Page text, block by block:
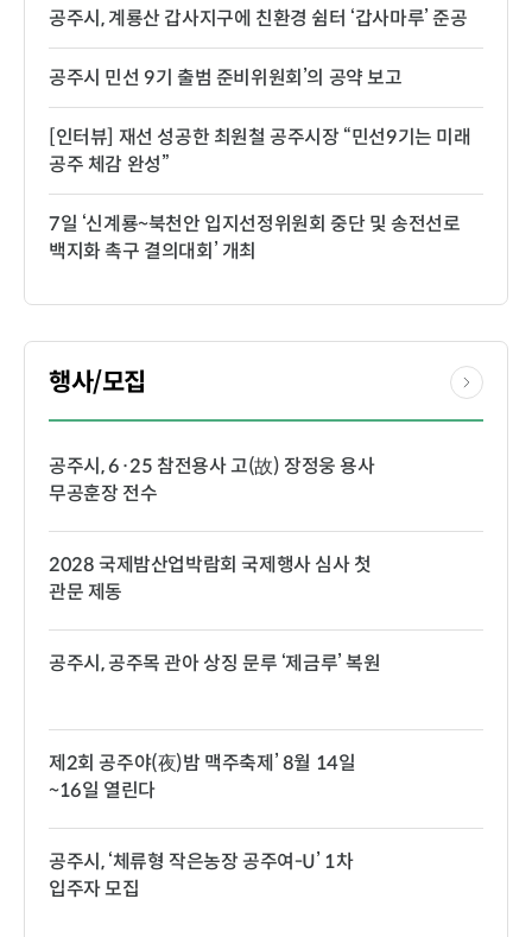
공주시, 계룡산 갑사지구에 친환경 쉼터 ‘갑사마루’ 준공
공주시 민선 9기 출범 준비위원회’의 공약 보고
[인터뷰] 재선 성공한 최원철 공주시장 “민선9기는 미래
공주 체감 완성”
7일 ‘신계룡~북천안 입지선정위원회 중단 및 송전선로
백지화 촉구 결의대회’ 개최
행사/모집
공주시, 6·25 참전용사 고(故) 장정웅 용사
무공훈장 전수
2028 국제밤산업박람회 국제행사 심사 첫
관문 제동
공주시, 공주목 관아 상징 문루 ‘제금루’ 복원
제2회 공주야(夜)밤 맥주축제’ 8월 14일
~16일 열린다
공주시, ‘체류형 작은농장 공주여-U’ 1차
입주자 모집